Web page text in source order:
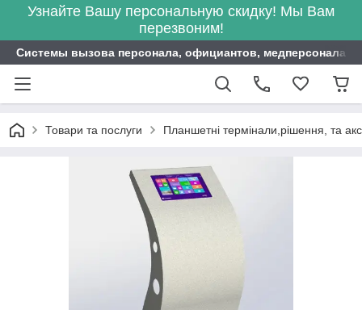
Узнайте Вашу персональную скидку! Мы Вам
перезвоним!
Системы вызова персонала, официантов, медперсонала
Товари та послуги Планшетні термінали,рішення, та